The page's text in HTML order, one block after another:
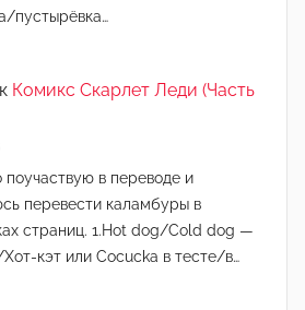
пустырёвка…
к Комикс Скарлет Леди (Часть
поучаствую в переводе и
перевести каламбуры в
страниц. 1.Hot dog/Cold dog —
кэт или Cocucka в тесте/в…